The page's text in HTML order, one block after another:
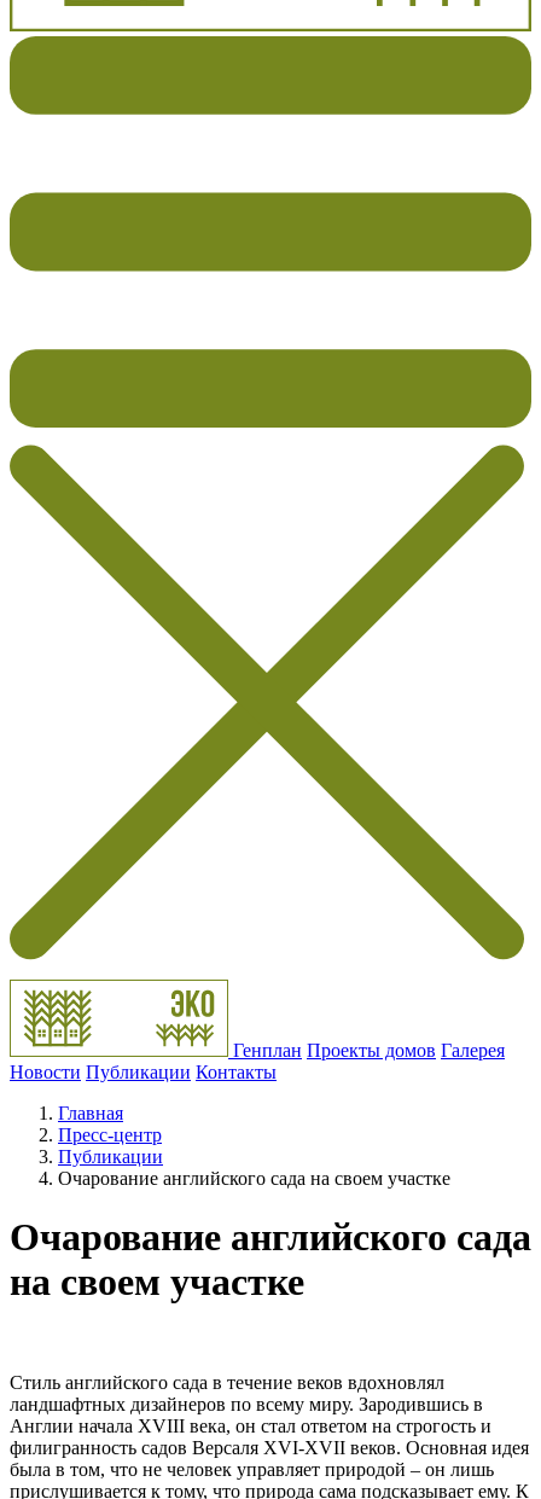
Генплан Проекты домов Галерея
Новости Публикации Контакты
Главная
Пресс-центр
Публикации
Очарование английского сада на своем участке
Очарование английского сада
на своем участке
Стиль английского сада в течение веков вдохновлял
ландшафтных дизайнеров по всему миру. Зародившись в
Англии начала XVIII века, он стал ответом на строгость и
филигранность садов Версаля XVI-XVII веков. Основная идея
была в том, что не человек управляет природой – он лишь
прислушивается к тому, что природа сама подсказывает ему. К